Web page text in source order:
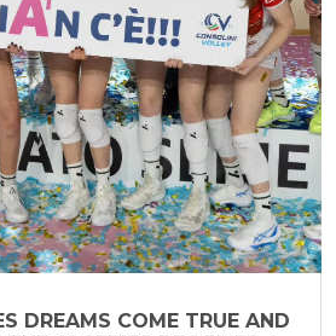
DREAMS COME TRUE AND